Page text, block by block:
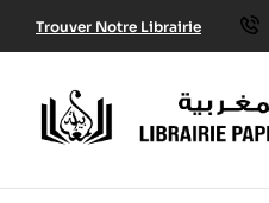
Trouver Notre Librairie